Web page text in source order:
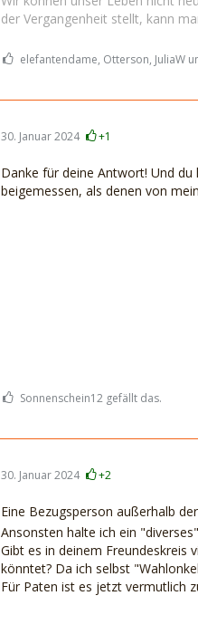
der Vergangenheit stellt, kann
elefantendame, Otterson, JuliaW
30. Januar 2024 +1
Danke für deine Antwort! Und
beigemessen, als denen von
Sonnenschein12 gefällt das.
30. Januar 2024 +2
Eine Bezugsperson außerhalb
Ansonsten halte ich ein
Gibt es in deinem Freundeskreis
könntet? Da ich selbst
Für Paten ist es jetzt vermutlich